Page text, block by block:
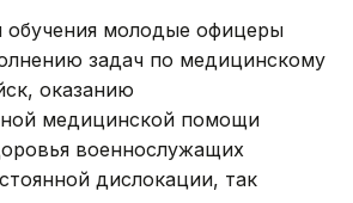
обучения молодые офицеры
задач по медицинскому
оказанию
медицинской помощи
военнослужащих
дислокации, так